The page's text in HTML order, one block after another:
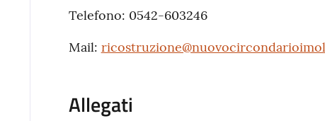
Telefono: 0542-603246
Mail:
Allegati